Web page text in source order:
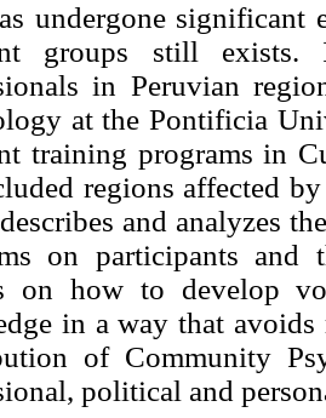
undergone
groups still
in Peruvian
at the Pontificia
training programs in
regions affected
and analyzes
on participants and
on how to develop
in a way that
of Community
political and